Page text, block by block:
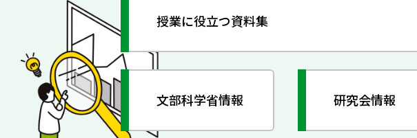
授業に役立つ資料集
文部科学省情報 研究会情報